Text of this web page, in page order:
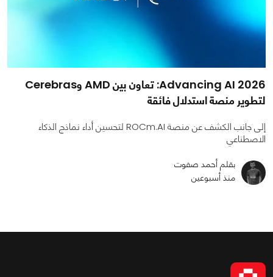
Advancing AI 2026: تعاون بين AMD وCerebras
لتطوير منصة استدلال فائقة
إلى جانب الكشف عن منصة ROCm.AI لتحسين أداء نماذج الذكاء
الاصطناعي
بقلم أحمد صفوت
منذ أسبوعين